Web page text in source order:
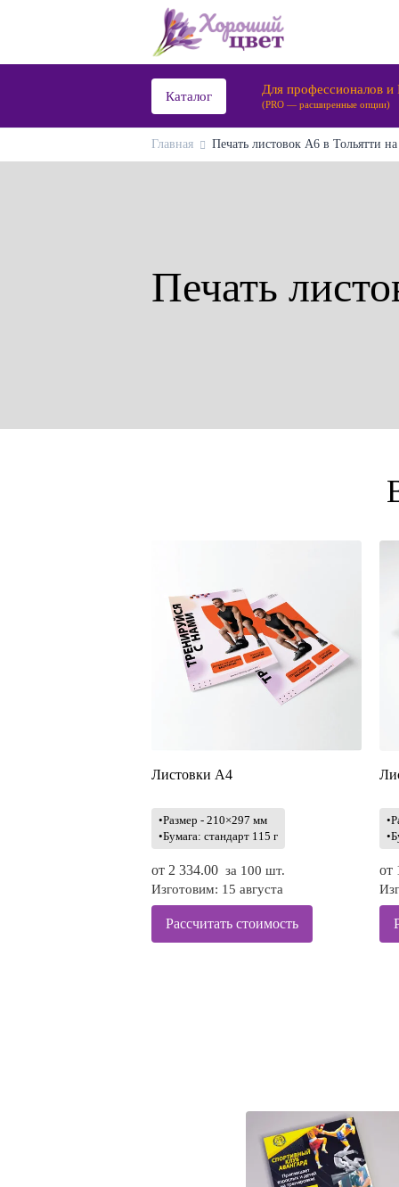
Каталог Для профессионалов и
(PRO — расширенные опции)
Главная Печать листовок А6 в Тольятти на
Печать
Листовки А4
•Размер - 210×297 мм
•Бумага: стандарт 115 г
от 2 334.00 за 100 шт.
Изготовим: 15 августа
Рассчитать стоимость
от